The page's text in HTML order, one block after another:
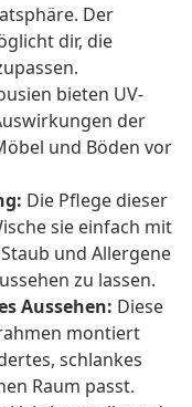
Der
dir, die
bieten UV-
der
und Böden vor
Die Pflege dieser
sie einfach mit
und Allergene
zu lassen.
Aussehen: Diese
montiert
schlankes
Raum passt.